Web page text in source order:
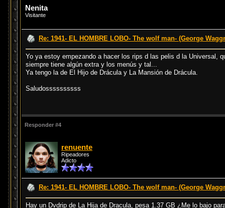
Nenita
Visitante
Re: 1941- EL HOMBRE LOBO- The wolf man- (George
Yo ya estoy empezando a hacer los rips d las pelis d la Universal,
siempre tiene algún extra y los menús y tal...
Ya tengo la de El Hijo de Dráculay La Mansión de Drácula.
Saludossssssssss
Responder #4
renuente
Ripeadores
Adicto
Re: 1941- EL HOMBRE LOBO- The wolf man- (George
Hay un Dvdrip de La Hija de Dracula, pesa 1.37 GB ¿Me lo bajo